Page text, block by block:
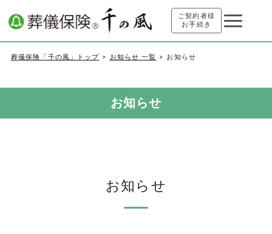
ご契約者様
お手続き
葬儀保険「千の風」トップ お知らせ 一覧 お知らせ
お知らせ
お知らせ